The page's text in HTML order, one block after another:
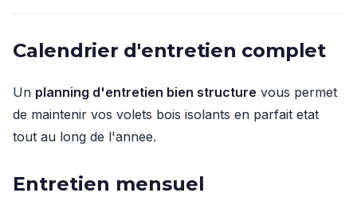
Calendrier d'entretien complet
Un planning d'entretien bien structure vous permet
de maintenir vos volets bois isolants en parfait etat
tout au long de l'annee.
Entretien mensuel